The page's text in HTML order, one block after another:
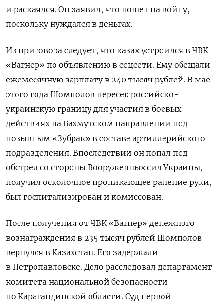
и раскаялся. Он заявил, что пошел на войну,
поскольку нуждался в деньгах.
Из приговора следует, что казах устроился в ЧВК
«Вагнер» по объявлению в соцсети. Ему обещали
ежемесячную зарплату в 240 тысяч рублей. В мае
этого года Шомполов пересек российско-
украинскую границу для участия в боевых
действиях на Бахмутском направлении под
позывным «Зубрак» в составе артиллерийского
подразделения. Впоследствии он попал под
обстрел со стороны Вооруженных сил Украины,
получил осколочное проникающее ранение руки,
был госпитализирован и комиссован.
После получения от ЧВК «Вагнер» денежного
вознаграждения в 235 тысяч рублей Шомполов
вернулся в Казахстан. Его задержали
в Петропавловске. Дело расследовал департамент
комитета национальной безопасности
по Карагандинской области. Суд первой